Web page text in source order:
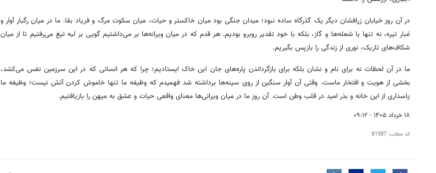
در آن روز خیابان زرافشان دیگر یک گذرگاه ساده نبود؛ میدان جنگی بود میان خاکستر و حیات، میان سکوت مرگ و فریاد بقا. ما در میان رگبار آوار و
غبار تیره، نه تنها با شعله‌ها و گاز، بلکه با خود تقدیر روبرو بودیم. هر قدم که در میان ویرانه‌ها بر می‌داشتیم گویی بر لبه تیغ می‌رفتیم تا از میان
شکاف‌های تاریک، نوری از زندگی را بازپس بگیریم.
ما در آن لحظات نه برای نام و نشان بلکه برای بازگرداندن پاره‌های جان این خاک ایستادیم؛ چرا که هر انسانی که در این سرزمین نفس می‌کشد،
بخشی از هویت و افتخار ماست. وقتی آن آوار سنگین از روی سینه‌ها برداشته شد فهمیدم که وظیفه ما تنها خاموش کردن آتش نیست؛ وظیفه ما
پاسداری از این خانه و بذر امید در قلب وطن است. آن روز ما در میان ویرانی‌ها معنای واقعی حیات و عشق به میهن را بازیافتیم.
۱۸ خرداد ۱۴۰۵ - ۰۹:۱۲
کد مطلب: 81587